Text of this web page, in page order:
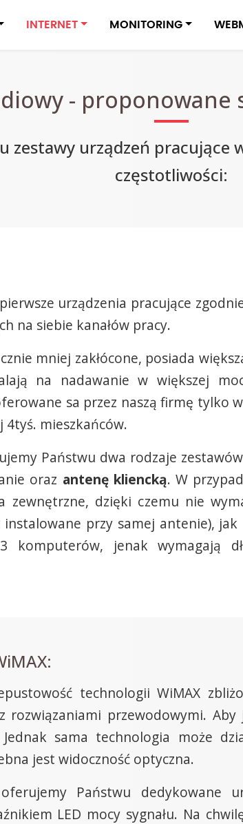
INTERNET MONITORING
- proponowane
zestawy urządzeń pracujące
częstotliwości:
urządzenia pracujące
na siebie kanałów pracy.
mniej zakłócone, posiada
na nadawanie w większej
sa przez naszą firmę tylko
4tyś. mieszkańców.
Państwu dwa rodzaje
oraz antenę kliencką. W
zewnętrzne, dzięki czemu nie
przy samej antenie),
komputerów, jenak wymagają
technologii WiMAX
rozwiązaniami przewodowymi.
sama technologia może
jest widoczność optyczna.
Państwu dedykowane
LED mocy sygnału. Na